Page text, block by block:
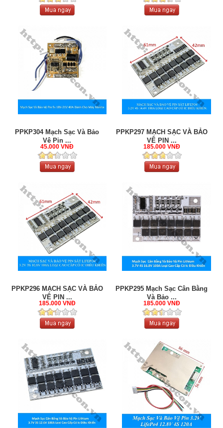
PPKP304 Mạch Sạc Và Bảo
Vệ Pin ...
45.000 VNĐ
PPKP297 MẠCH SẠC VÀ BẢO
VỆ PIN ...
185.000 VNĐ
PPKP296 MẠCH SẠC VÀ BẢO
VỆ PIN ...
185.000 VNĐ
PPKP295 Mạch Sạc Cân Bằng
Và Bảo ...
185.000 VNĐ